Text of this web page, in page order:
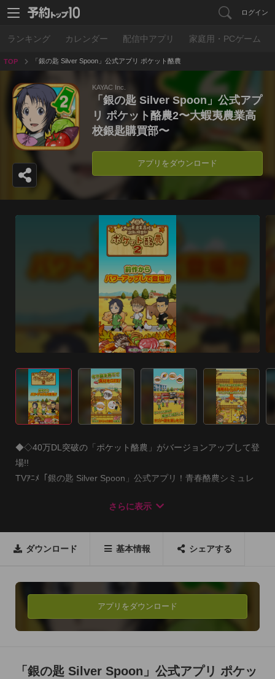
ログイン
ランキング カレンダー 配信中アプリ 家庭用・PCゲーム
TOP
「銀の匙 Silver Spoon」公式アプリ ポケット酪農
2〜大蝦夷農業高校銀匙購買部〜
KAYAC Inc.
「銀の匙 Silver Spoon」公式アプ
リ ポケット酪農2〜大蝦夷農業高
校銀匙購買部〜
アプリをダウンロード
◆◇40万DL突破の「ポケット酪農」がバージョンアップして登
場!!
TVｱﾆﾒ「銀の匙 Silver Spoon」公式アプリ！青春酪農シミュレ
その名も『ポケット酪農2〜大蝦夷農業高校銀匙購買部〜』
【ポケット酪農2の新要素】
新たに新要素として「ミニゲーム」機能を追加!!
野菜やスペシャル食材などもパワーアップ!!
【ゲーム概要】
このゲームはSDキャラとなった八軒たちと一緒に、酪農を通し
さらに表示
ダウンロード 基本情報 シェアする
アプリをダウンロード
「銀の匙 Silver Spoon」公式アプリ ポケッ